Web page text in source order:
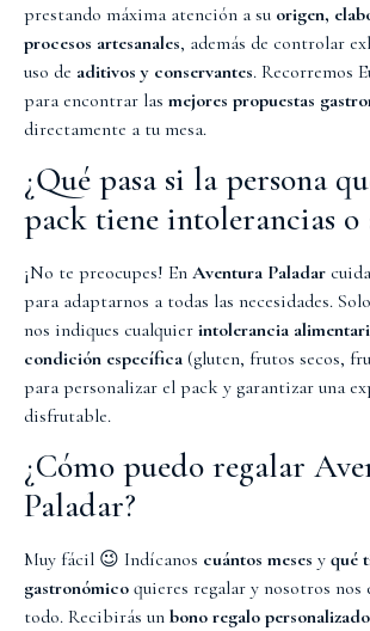
prestando máxima atención a su origen,
procesos artesanales, además de controlar
uso de aditivos y conservantes. Recorremos
para encontrar las mejores propuestas
directamente a tu mesa.
¿Qué pasa si la persona
pack tiene intolerancias o
¡No te preocupes! En Aventura Paladar
para adaptarnos a todas las necesidades.
nos indiques cualquier intolerancia
condición específica (gluten, frutos secos,
para personalizar el pack y garantizar una
disfrutable.
¿Cómo puedo regalar
Paladar?
Muy fácil 😉 Indícanos cuántos meses y qué
gastronómico quieres regalar y nosotros nos
todo. Recibirás un bono regalo personalizado